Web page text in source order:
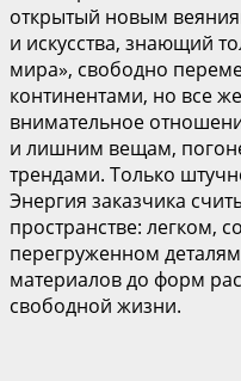
открытый новым
и искусства, знающий
мира», свободно
континентами, но все
внимательное
и лишним вещам,
трендами. Только
Энергия заказчика
пространстве: легком,
перегруженном
материалов до форм
свободной жизни.